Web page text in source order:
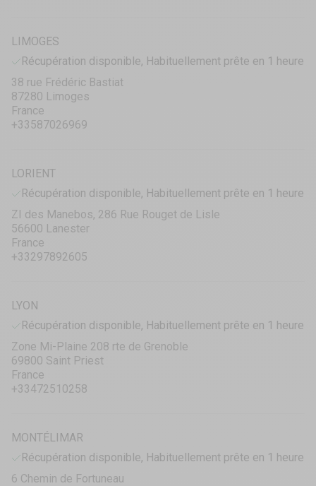
LIMOGES
Récupération disponible, Habituellement prête en 1 heure
38 rue Frédéric Bastiat
87280 Limoges
France
+33587026969
LORIENT
Récupération disponible, Habituellement prête en 1 heure
ZI des Manebos, 286 Rue Rouget de Lisle
56600 Lanester
France
+33297892605
LYON
Récupération disponible, Habituellement prête en 1 heure
Zone Mi-Plaine 208 rte de Grenoble
69800 Saint Priest
France
+33472510258
MONTÉLIMAR
Récupération disponible, Habituellement prête en 1 heure
6 Chemin de Fortuneau